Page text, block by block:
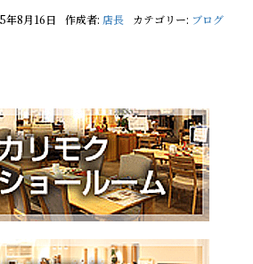
年8月16日 作成者: 店長 カテゴリー: ブログ